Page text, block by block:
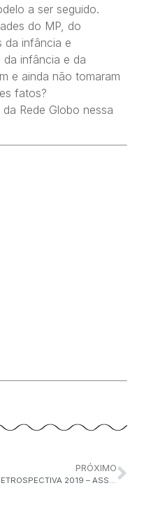
a ser seguido.
do MP, do
da infância e
da infância e da
e ainda não tomaram
fatos?
Rede Globo nessa
PRÓXIMO
RETROSPECTIVA 2019 – ASSISTA: